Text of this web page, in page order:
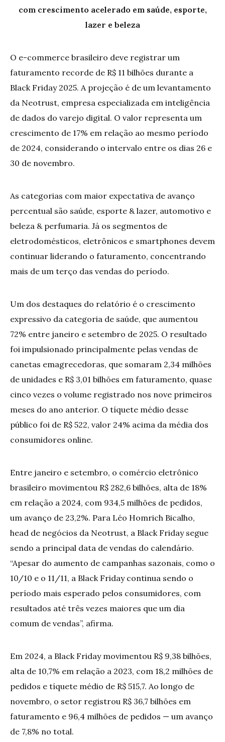
com crescimento acelerado em saúde, esporte,
lazer e beleza
O e-commerce brasileiro deve registrar um
faturamento recorde de R$ 11 bilhões durante a
Black Friday 2025. A projeção é de um levantamento
da Neotrust, empresa especializada em inteligência
de dados do varejo digital. O valor representa um
crescimento de 17% em relação ao mesmo período
de 2024, considerando o intervalo entre os dias 26 e
30 de novembro.
As categorias com maior expectativa de avanço
percentual são saúde, esporte & lazer, automotivo e
beleza & perfumaria. Já os segmentos de
eletrodomésticos, eletrônicos e smartphones devem
continuar liderando o faturamento, concentrando
mais de um terço das vendas do período.
Um dos destaques do relatório é o crescimento
expressivo da categoria de saúde, que aumentou
72% entre janeiro e setembro de 2025. O resultado
foi impulsionado principalmente pelas vendas de
canetas emagrecedoras, que somaram 2,34 milhões
de unidades e R$ 3,01 bilhões em faturamento, quase
cinco vezes o volume registrado nos nove primeiros
meses do ano anterior. O tíquete médio desse
público foi de R$ 522, valor 24% acima da média dos
consumidores online.
Entre janeiro e setembro, o comércio eletrônico
brasileiro movimentou R$ 282,6 bilhões, alta de 18%
em relação a 2024, com 934,5 milhões de pedidos,
um avanço de 23,2%. Para Léo Homrich Bicalho,
head de negócios da Neotrust, a Black Friday segue
sendo a principal data de vendas do calendário.
“Apesar do aumento de campanhas sazonais, como o
10/10 e o 11/11, a Black Friday continua sendo o
período mais esperado pelos consumidores, com
resultados até três vezes maiores que um dia
comum de vendas”, afirma.
Em 2024, a Black Friday movimentou R$ 9,38 bilhões,
alta de 10,7% em relação a 2023, com 18,2 milhões de
pedidos e tíquete médio de R$ 515,7. Ao longo de
novembro, o setor registrou R$ 36,7 bilhões em
faturamento e 96,4 milhões de pedidos — um avanço
de 7,8% no total.